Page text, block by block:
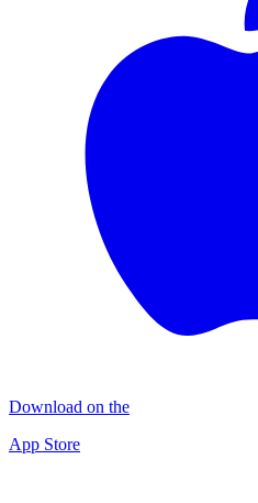
Download on the
App Store